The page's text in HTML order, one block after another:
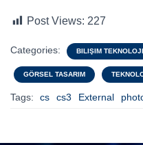
Post Views: 227
Categories: BILIŞIM
GÖRSEL TASARIM
Tags: cs cs3 External